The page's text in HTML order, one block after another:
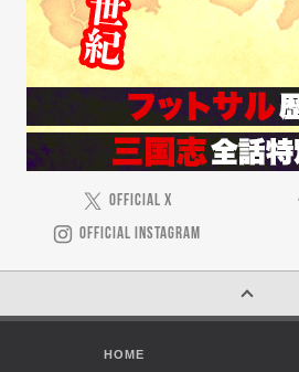
OFFICIAL X
OFFICIAL INSTAGRAM
HOME